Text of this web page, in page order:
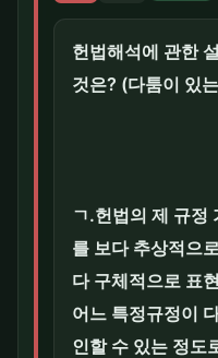
헌법해석에 관한
것은? (다툼이 있
ㄱ.헌법의 제 규정
를 보다 추상적으
다 구체적으로 표
어느 특정규정이
인할 수 있는 정도